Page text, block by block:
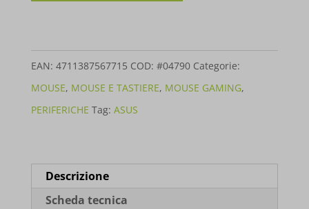
HARPE
ACE
EXTREME
90MP03U0-
BMUA00
EAN: 4711387567715 COD: #04790 Categorie:
MOUSE, MOUSE E TASTIERE, MOUSE GAMING,
PERIFERICHE Tag: ASUS
Descrizione
Scheda tecnica